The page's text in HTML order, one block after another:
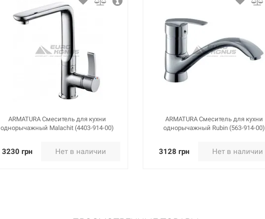
ARMATURA Смеситель для кухни
однорычажный Malachit (4403-914-00)
3230 грн Нет в наличии
ARMATURA Смеситель для кухни
однорычажный Rubin (563-914-00)
3128 грн Нет в наличии